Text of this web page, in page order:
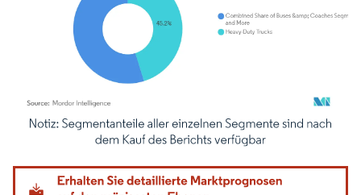
Bild © Mordor Intelligence. Wiederverwendung erfordert Namensnennung